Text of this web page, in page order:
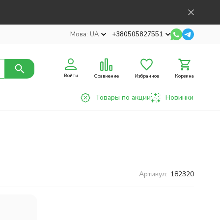
Мова: UA +380505827551
Войти Сравнение Избранное Корзина
Товары по акции Новинки
Артикул: 182320